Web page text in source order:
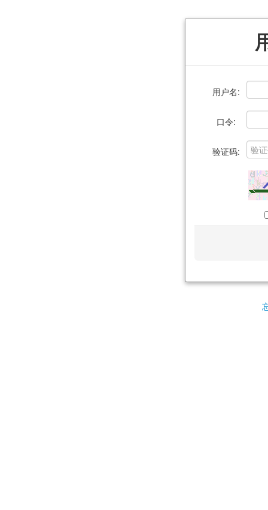
用户名:
口令:
验证码: